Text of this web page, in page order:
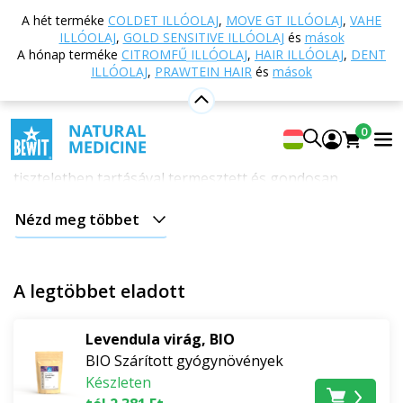
A hét terméke COLDET ILLÓOLAJ, MOVE GT ILLÓOLAJ, VAHE
ILLÓOLAJ, GOLD SENSITIVE ILLÓOLAJ és mások
A hónap terméke CITROMFŰ ILLÓOLAJ, HAIR ILLÓOLAJ, DENT
ILLÓOLAJ, PRAWTEIN HAIR és mások
0
Vissza a főoldalra Webáruház
Táplálkozás és
étrend-kiegészítők
Élelmiszerek
BIO Szárított
gyógynövények
BIO Szárított gyógynövények
Hozzon egy darab természetet
otthonába. Szárított
gyógynövényeinkBIO minőségűek
, a természet
tiszteletben tartásával termesztett és gondosan
hatóanyagot őrizzék meg
felejthetetlen élménnyé varázsolja a kulináris,
BIO levendulavirág – Provence illata
Nézd meg többet
A legtöbbet eladott
Levendula virág, BIO
BIO Szárított gyógynövények
Készleten